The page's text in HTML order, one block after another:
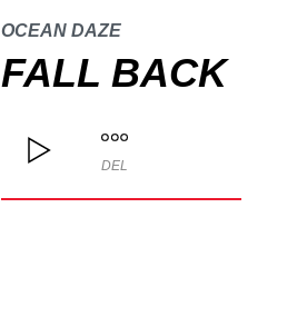
OCEAN DAZE
FALL BACK
DEL